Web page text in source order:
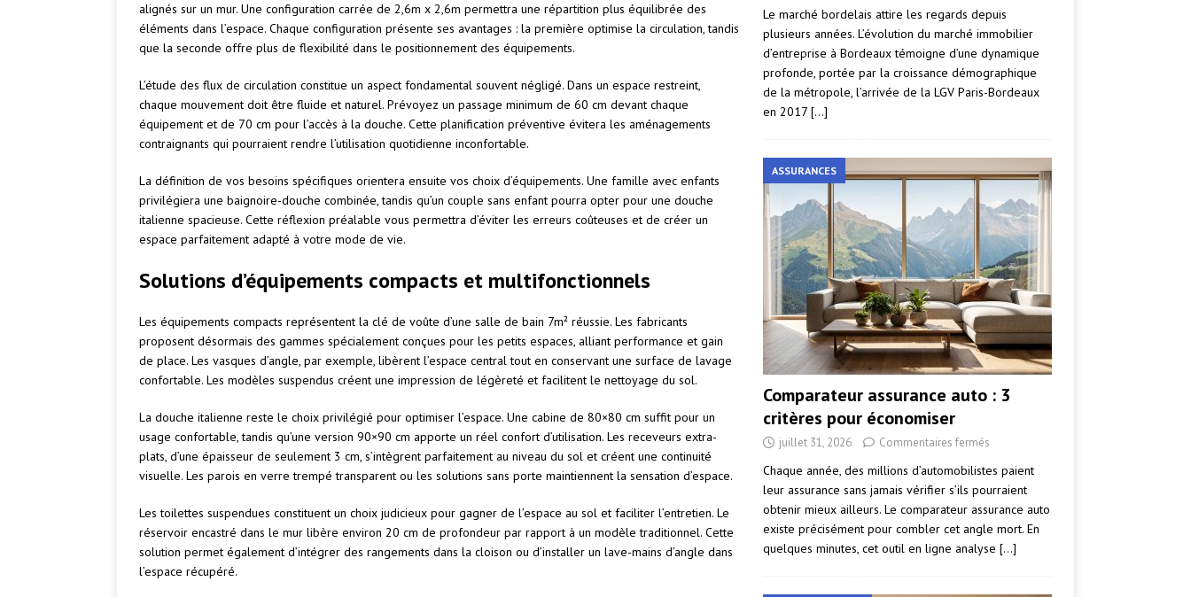
alignés sur un mur. Une configuration carrée de 2,6m x 2,6m permettra une répartition plus équilibrée des
éléments dans l’espace. Chaque configuration présente ses avantages : la première optimise la circulation, tandis
que la seconde offre plus de flexibilité dans le positionnement des équipements.
L’étude des flux de circulation constitue un aspect fondamental souvent négligé. Dans un espace restreint,
chaque mouvement doit être fluide et naturel. Prévoyez un passage minimum de 60 cm devant chaque
équipement et de 70 cm pour l’accès à la douche. Cette planification préventive évitera les aménagements
contraignants qui pourraient rendre l’utilisation quotidienne inconfortable.
La définition de vos besoins spécifiques orientera ensuite vos choix d’équipements. Une famille avec enfants
privilégiera une baignoire-douche combinée, tandis qu’un couple sans enfant pourra opter pour une douche
italienne spacieuse. Cette réflexion préalable vous permettra d’éviter les erreurs coûteuses et de créer un
espace parfaitement adapté à votre mode de vie.
Solutions d’équipements compacts et multifonctionnels
Les équipements compacts représentent la clé de voûte d’une salle de bain 7m² réussie. Les fabricants
proposent désormais des gammes spécialement conçues pour les petits espaces, alliant performance et gain
de place. Les vasques d’angle, par exemple, libèrent l’espace central tout en conservant une surface de lavage
confortable. Les modèles suspendus créent une impression de légèreté et facilitent le nettoyage du sol.
La douche italienne reste le choix privilégié pour optimiser l’espace. Une cabine de 80×80 cm suffit pour un
usage confortable, tandis qu’une version 90×90 cm apporte un réel confort d’utilisation. Les receveurs extra-
plats, d’une épaisseur de seulement 3 cm, s’intègrent parfaitement au niveau du sol et créent une continuité
visuelle. Les parois en verre trempé transparent ou les solutions sans porte maintiennent la sensation d’espace.
Les toilettes suspendues constituent un choix judicieux pour gagner de l’espace au sol et faciliter l’entretien. Le
réservoir encastré dans le mur libère environ 20 cm de profondeur par rapport à un modèle traditionnel. Cette
solution permet également d’intégrer des rangements dans la cloison ou d’installer un lave-mains d’angle dans
l’espace récupéré.
Le marché bordelais attire les regards depuis
plusieurs années. L’évolution du marché immobilier
d’entreprise à Bordeaux témoigne d’une dynamique
profonde, portée par la croissance démographique
de la métropole, l’arrivée de la LGV Paris-Bordeaux
en 2017 […]
ASSURANCES
Comparateur assurance auto : 3
critères pour économiser
juillet 31, 2026 Commentaires fermés
Chaque année, des millions d’automobilistes paient
leur assurance sans jamais vérifier s’ils pourraient
obtenir mieux ailleurs. Le comparateur assurance auto
existe précisément pour combler cet angle mort. En
quelques minutes, cet outil en ligne analyse […]